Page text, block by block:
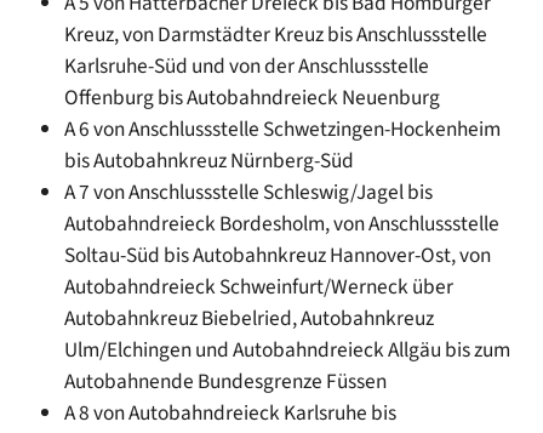
Kreuz, von Darmstädter Kreuz bis Anschlussstelle
Karlsruhe-Süd und von der Anschlussstelle
Offenburg bis Autobahndreieck Neuenburg
A 6 von Anschlussstelle Schwetzingen-Hockenheim
bis Autobahnkreuz Nürnberg-Süd
A 7 von Anschlussstelle Schleswig/Jagel bis
Autobahndreieck Bordesholm, von Anschlussstelle
Soltau-Süd bis Autobahnkreuz Hannover-Ost, von
Autobahndreieck Schweinfurt/Werneck über
Autobahnkreuz Biebelried, Autobahnkreuz
Ulm/Elchingen und Autobahndreieck Allgäu bis zum
Autobahnende Bundesgrenze Füssen
A 8 von Autobahndreieck Karlsruhe bis